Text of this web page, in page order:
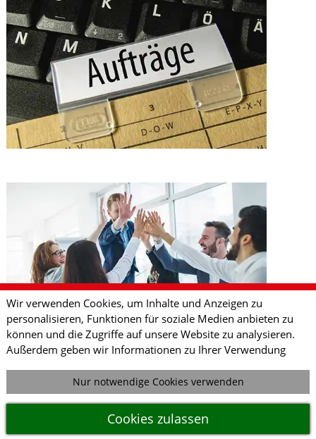
Eigenmotivation im Vertrieb und
Umgang mit Absagen
Wir verwenden Cookies, um Inhalte und Anzeigen zu
personalisieren, Funktionen für soziale Medien anbieten zu
können und die Zugriffe auf unsere Website zu analysieren.
Außerdem geben wir Informationen zu Ihrer Verwendung
Werbung und Analysen weiter. Unsere Partner führen diese
Informationen möglicherweise mit weiteren Daten
zusammen, die Sie ihnen bereitgestellt haben oder die sie im
Rahmen Ihrer Nutzung der Dienste gesammelt haben. Sofern
Nur notwendige Cookies verwenden
Cookies zulassen